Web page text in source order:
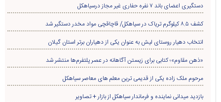
دستگیری اعضای باند ۷ نفره حفاری غير مجاز درسیاهکل
کشف ۸.۵ کیلوگرم تریاک در سیاهکل/ قاچاقچی مواد مخدر دستگیر شد
انتخاب دهیار روستای لیش به عنوان یکی از دهیاران برتر استان گیلان
«ذهن مقاوم»؛ کتابی برای زیستن آگاهانه در عصر پلتفرم‌ها منتشر شد
مرحوم ملک زاده یکی از قدیمی ترین معلم های معاصر سیاهکل
بازدید میدانی نماینده و فرماندار سیاهکل از بازار + تصاویر